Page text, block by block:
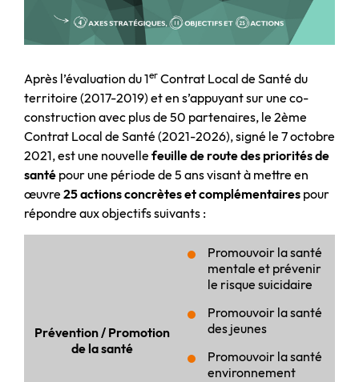
Après l’évaluation du 1er Contrat Local de Santé du
territoire (2017-2019) et en s’appuyant sur une co-
construction avec plus de 50 partenaires, le 2ème
Contrat Local de Santé (2021-2026), signé le 7 octobre
2021, est une nouvelle feuille de route des priorités de
santé pour une période de 5 ans visant à mettre en
œuvre 25 actions concrètes et complémentaires pour
répondre aux objectifs suivants :
Prévention / Promotion
de la santé
Promouvoir la santé
mentale et prévenir
le risque suicidaire
Promouvoir la santé
des jeunes
Promouvoir la santé
environnement